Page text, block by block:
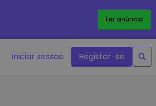
Ler anúncio
Iniciar sessão Registar-se